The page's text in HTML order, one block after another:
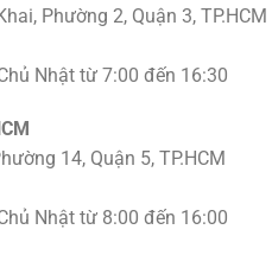
Phường 2, Quận 3, TP.HCM
Nhật từ 7:00 đến 16:30
14, Quận 5, TP.HCM
Nhật từ 8:00 đến 16:00